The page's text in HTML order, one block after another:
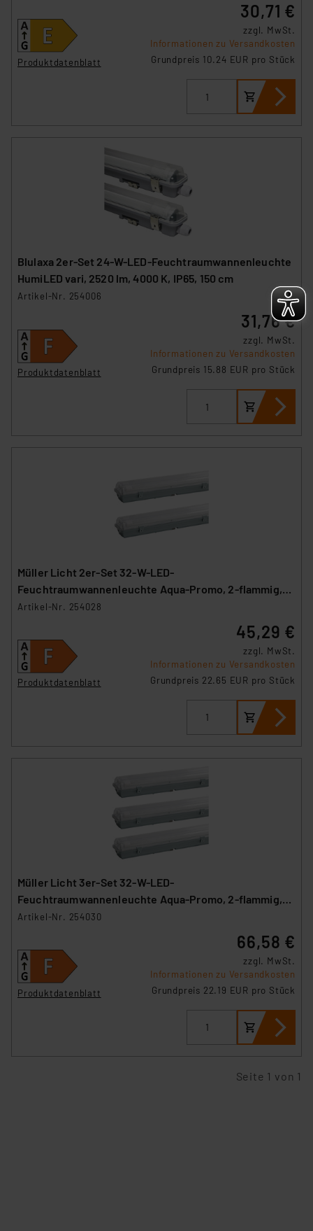
Produktdatenblatt
30,71 €
zzgl. MwSt.
Informationen zu Versandkosten
Grundpreis 10.24 EUR pro Stück
Blulaxa 2er-Set 24-W-LED-Feuchtraumwannenleuchte
HumiLED vari, 2520 lm, 4000 K, IP65, 150 cm
Artikel-Nr. 254006
Produktdatenblatt
31,76 €
zzgl. MwSt.
Informationen zu Versandkosten
Grundpreis 15.88 EUR pro Stück
Müller Licht 2er-Set 32-W-LED-
Feuchtraumwannenleuchte Aqua-Promo, 2-flammig,
3360 lm, 4000 K, 120 cm
Artikel-Nr. 254028
Produktdatenblatt
45,29 €
zzgl. MwSt.
Informationen zu Versandkosten
Grundpreis 22.65 EUR pro Stück
Müller Licht 3er-Set 32-W-LED-
Feuchtraumwannenleuchte Aqua-Promo, 2-flammig,
3360 lm, 4000 K, 120 cm
Artikel-Nr. 254030
Produktdatenblatt
66,58 €
zzgl. MwSt.
Informationen zu Versandkosten
Grundpreis 22.19 EUR pro Stück
Seite 1 von 1